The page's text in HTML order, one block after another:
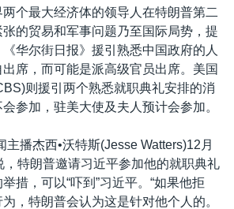
个最大经济体的领导人在特朗普第二
的贸易和军事问题乃至国际局势，提
华尔街日报》援引熟悉中国政府的人
席，而可能是派高级官员出席。美国
则援引两个熟悉就职典礼安排的消
参加，驻美大使及夫人预计会参加。
主播杰西•沃特斯(Jesse Watters)12月
，特朗普邀请习近平参加他的就职典礼
措，可以“吓到”习近平。“如果他拒
，特朗普会认为这是针对他个人的。